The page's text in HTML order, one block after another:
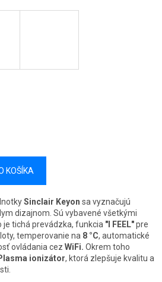
KOŠÍKA
Sinclair Keyon sa vyznačujú
dizajnom. Sú vybavené všetkými
tichá prevádzka, funkcia "I FEEL"pre
temperovanie na 8 °C, automatické
ovládania cez WiFi. Okrem toho
ionizátor, ktorá zlepšuje kvalitu a